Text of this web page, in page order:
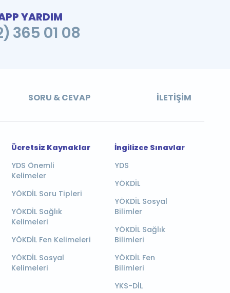
YARDIM
365 01 08
SORU & CEVAP İLETIŞIM
Ücretsiz Kaynaklar
YDS Önemli
Kelimeler
YÖKDİL Soru Tipleri
YÖKDİL Sağlık
Kelimeleri
YÖKDİL Fen Kelimeleri
YÖKDİL Sosyal
Kelimeleri
İngilizce Sınavlar
YDS
YÖKDİL
YÖKDİL Sosyal
Bilimler
YÖKDİL Sağlık
Bilimleri
YÖKDİL Fen
Bilimleri
YKS-DİL